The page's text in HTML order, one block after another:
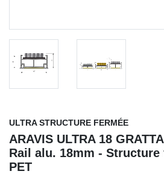
ULTRA STRUCTURE FERMÉE
ARAVIS ULTRA 18
Rail alu. 18mm -
PET